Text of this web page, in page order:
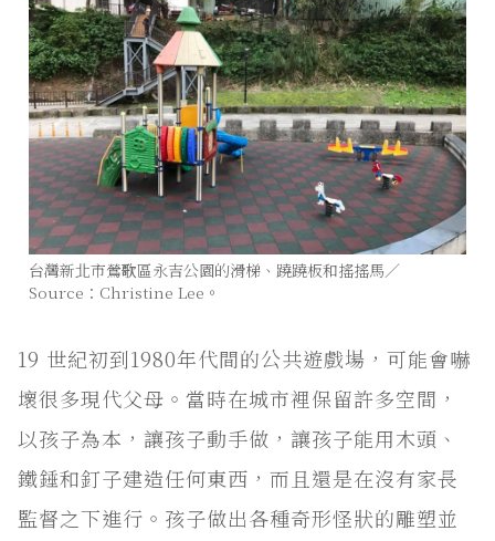
台灣新北市鶯歌區永吉公園的滑梯、蹺蹺板和搖搖馬／
Source：Christine Lee。
19 世紀初到1980年代間的公共遊戲場，可能會嚇
壞很多現代父母。當時在城市裡保留許多空間，
以孩子為本，讓孩子動手做，讓孩子能用木頭、
鐵錘和釘子建造任何東西，而且還是在沒有家長
監督之下進行。孩子做出各種奇形怪狀的雕塑並